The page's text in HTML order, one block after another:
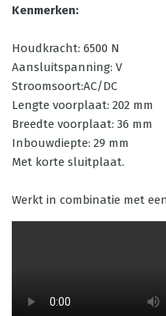
Kenmerken:
Houdkracht: 6500 N
Aansluitspanning: V
Stroomsoort:AC/DC
Lengte voorplaat: 202 mm
Breedte voorplaat: 36 mm
Inbouwdiepte: 29 mm
Met korte sluitplaat.
Werkt in combinatie met